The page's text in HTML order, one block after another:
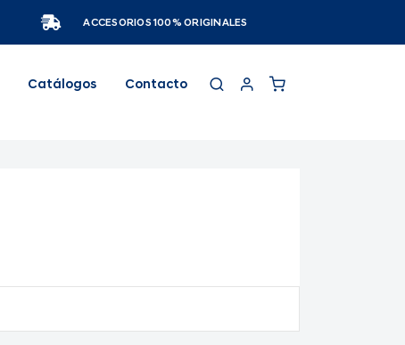
ACCESORIOS 100% ORIGINALES
Catálogos Contacto